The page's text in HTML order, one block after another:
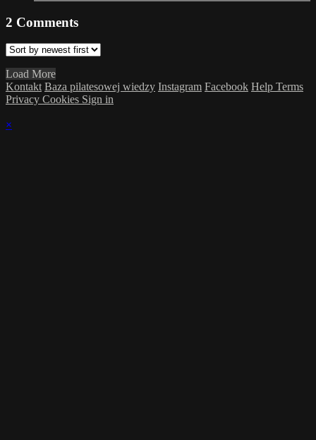
2 Comments
Load More
Kontakt Baza pilatesowej wiedzy Instagram Facebook Help Terms
Privacy Cookies Sign in
×